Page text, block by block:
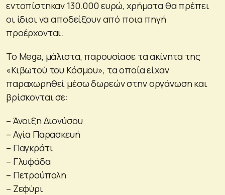
εντοπίστηκαν 130.000 ευρώ, χρήματα θα πρέπει
οι ίδιοι να αποδείξουν από ποια πηγή
προέρχονται.
Το Mega, μάλιστα, παρουσίασε τα ακίνητα της
«Κιβωτού του Κόσμου», τα οποία είχαν
παραχωρηθεί μέσω δωρεών στην οργάνωση και
βρίσκονται σε:
– Άνοιξη Διονύσου
– Αγία Παρασκευή
– Παγκράτι
– Γλυφάδα
– Πετρούπολη
– Ζεφύρι